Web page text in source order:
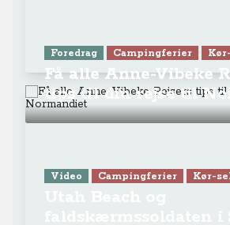
Foredrag Campingferier
Få alle Anne-Vibeke
tips til din rejse til
Video Campingferier Kør-